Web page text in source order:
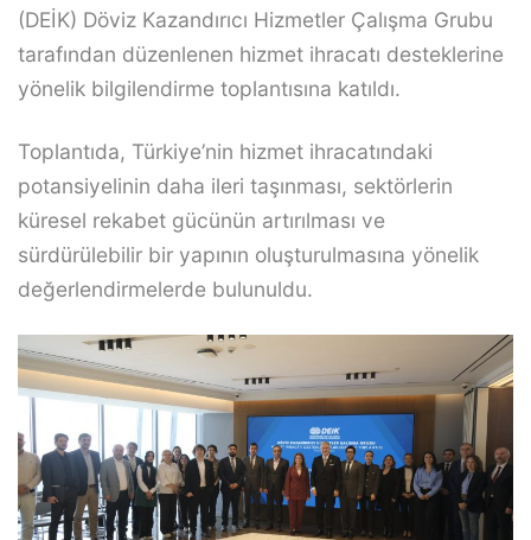
(DEİK) Döviz Kazandırıcı Hizmetler Çalışma Grubu
tarafından düzenlenen hizmet ihracatı desteklerine
yönelik bilgilendirme toplantısına katıldı.
Toplantıda, Türkiye’nin hizmet ihracatındaki
potansiyelinin daha ileri taşınması, sektörlerin
küresel rekabet gücünün artırılması ve
sürdürülebilir bir yapının oluşturulmasına yönelik
değerlendirmelerde bulunuldu.